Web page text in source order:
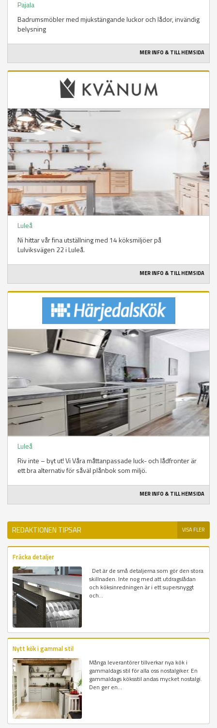
Pajala
Badrumsmöbler med mjukstängande luckor och lådor, invändig
belysning
MER INFO & TILL HEMSIDA
Luleå
Ni hittar vår fina utställning med 14 köksmiljöer på
Lulviksvägen 22 i Luleå.
MER INFO & TILL HEMSIDA
Luleå
Riv inte – byt ut! Vi Våra måttanpassade luck- och lådfronter är
ett bra alternativ för såväl plånbok som miljö.
MER INFO & TILL HEMSIDA
REDAKTIONEN TIPSAR VISA FLER
Fräcka detaljer
Det är de små detaljerna som gör den stora
skillnaden. Inte nog med att utdragslådan
och köksinredningen är i ett supersnyggt
och...
Nytt kök i gammal stil
Många leverantörer tillverkar nya kök i
gammaldags stil för alla oss nostalgiker. En
gammaldags köksstil andas mycket nostalgi.
Den ger en...